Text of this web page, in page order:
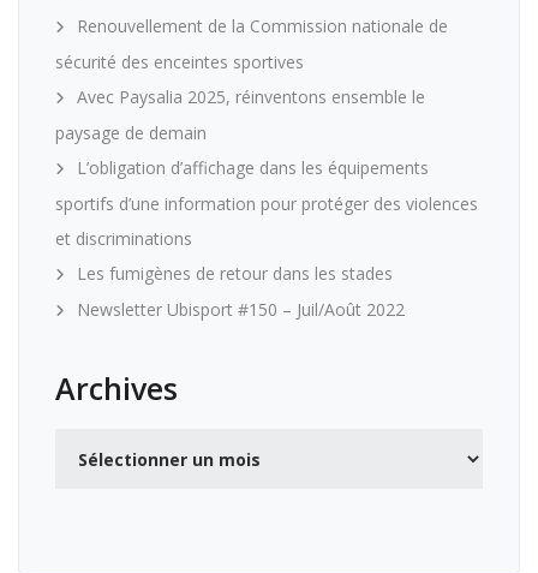
Renouvellement de la Commission nationale de
sécurité des enceintes sportives
Avec Paysalia 2025, réinventons ensemble le
paysage de demain
L’obligation d’affichage dans les équipements
sportifs d’une information pour protéger des violences
et discriminations
Les fumigènes de retour dans les stades
Newsletter Ubisport #150 – Juil/Août 2022
Archives